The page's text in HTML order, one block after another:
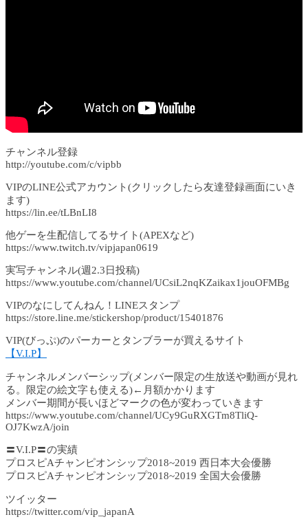
チャンネル登録
http://youtube.com/c/vipbb
VIPのLINE公式アカウント(クリックしたら友達登録画面にいき
ます)
https://lin.ee/tLBnLI8
他ゲーを生配信してるサイト(APEXなど)
https://www.twitch.tv/vipjapan0619
実写チャンネル(週2.3日投稿)
https://www.youtube.com/channel/UCsiL2nqKZaikax1jouOFMBg
VIPのなにしてんねん！LINEスタンプ
https://store.line.me/stickershop/product/15401876
VIP(びっぷ)のパーカーとタンブラーが買えるサイト
【V.I.P】
チャンネルメンバーシップ(メンバー限定の生放送や動画が見れ
る。限定の絵文字も使える)←月額かかります
メンバー期間が長いほどマークの色が変わっていきます
https://www.youtube.com/channel/UCy9GuRXGTm8TliQ-
OJ7KwzA/join
〓V.I.P〓の実績
プロスピAチャンピオンシップ2018~2019 西日本大会優勝
プロスピAチャンピオンシップ2018~2019 全国大会優勝
ツイッター
https://twitter.com/vip_japanA